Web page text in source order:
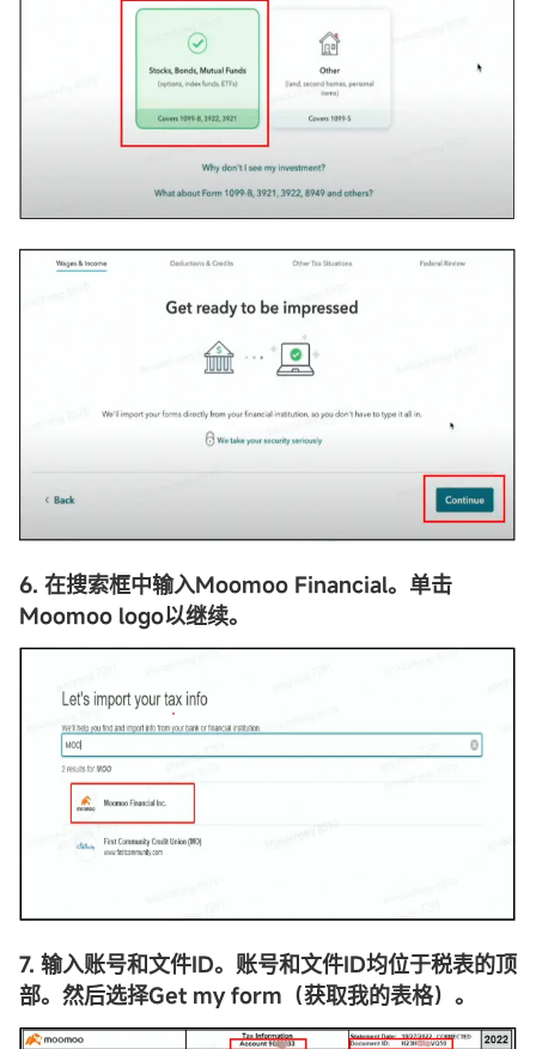
6. 在搜索框中输入Moomoo Financial。单击
Moomoo logo以继续。
7. 输入账号和文件ID。账号和文件ID均位于税表的顶
部。然后选择Get my form（获取我的表格）。